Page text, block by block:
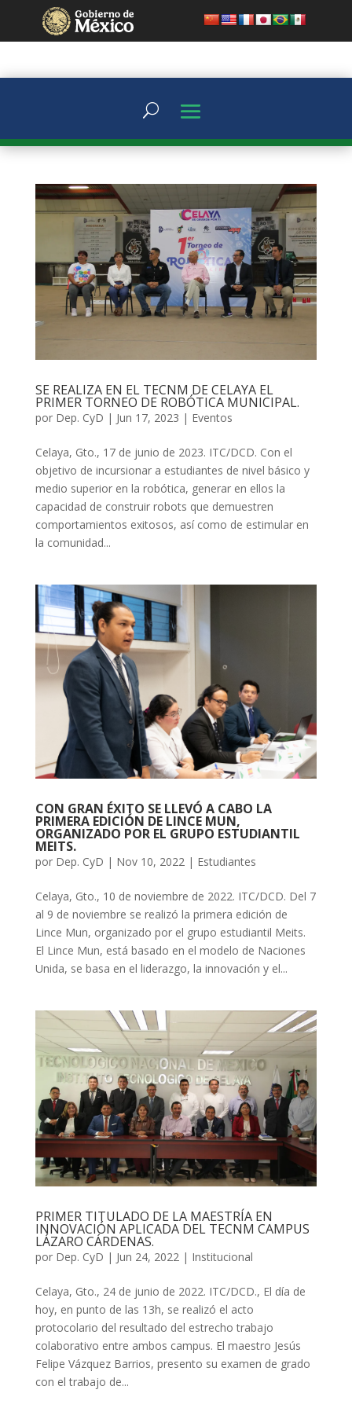
SE REALIZA EN EL TECNM DE CELAYA EL
PRIMER TORNEO DE ROBÓTICA MUNICIPAL.
por Dep. CyD | Jun 17, 2023 | Eventos
Celaya, Gto., 17 de junio de 2023. ITC/DCD. Con el
objetivo de incursionar a estudiantes de nivel básico y
medio superior en la robótica, generar en ellos la
capacidad de construir robots que demuestren
comportamientos exitosos, así como de estimular en
la comunidad...
CON GRAN ÉXITO SE LLEVÓ A CABO LA
PRIMERA EDICIÓN DE LINCE MUN,
ORGANIZADO POR EL GRUPO ESTUDIANTIL
MEITS.
por Dep. CyD | Nov 10, 2022 | Estudiantes
Celaya, Gto., 10 de noviembre de 2022. ITC/DCD. Del 7
al 9 de noviembre se realizó la primera edición de
Lince Mun, organizado por el grupo estudiantil Meits.
El Lince Mun, está basado en el modelo de Naciones
Unida, se basa en el liderazgo, la innovación y el...
PRIMER TITULADO DE LA MAESTRÍA EN
INNOVACIÓN APLICADA DEL TECNM CAMPUS
LÁZARO CÁRDENAS.
por Dep. CyD | Jun 24, 2022 | Institucional
Celaya, Gto., 24 de junio de 2022. ITC/DCD., El día de
hoy, en punto de las 13h, se realizó el acto
protocolario del resultado del estrecho trabajo
colaborativo entre ambos campus. El maestro Jesús
Felipe Vázquez Barrios, presento su examen de grado
con el trabajo de...